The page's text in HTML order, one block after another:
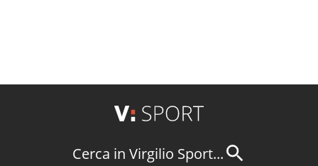
Cerca in Virgilio Sport...